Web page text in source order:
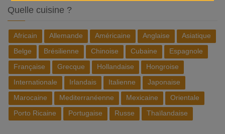
Quelle cuisine ?
Africain Allemande Américaine Anglaise
Asiatique
Belge
Brésilienne Chinoise Cubaine
Espagnole
Française
Grecque Hollandaise
Hongroise
Internationale
Irlandais Italienne
Japonaise
Marocaine
Mediterranéenne Mexicaine
Orientale
Porto Ricaine
Portugaise Russe Thaïlandaise